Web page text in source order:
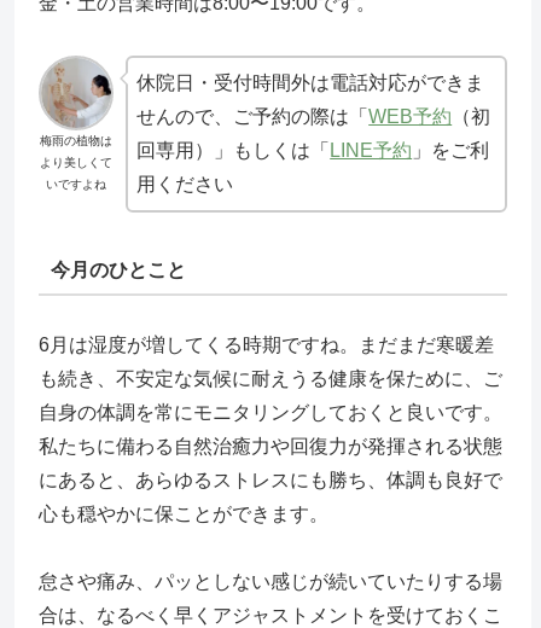
梅雨の植物は
より美しくて
いですよね
休院日・受付時間外は電話対応ができま
せんので、ご予約の際は「WEB予約 （初
回専用）」もしくは「 LINE予約 」をご利
用ください
今月のひとこと
6月は湿度が増してくる時期ですね。まだまだ寒暖差
も続き、不安定な気候に耐えうる健康を保ために、ご
自身の体調を常にモニタリングしておくと良いです。
私たちに備わる自然治癒力や回復力が発揮される状態
にあると、あらゆるストレスにも勝ち、体調も良好で
心も穏やかに保ことができます。
怠さや痛み、パッとしない感じが続いていたりする場
合は、なるべく早くアジャストメントを受けておくこ